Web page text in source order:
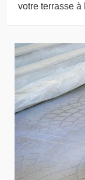
votre terrasse